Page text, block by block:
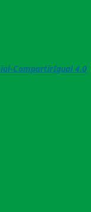
CompartirIgual 4.0